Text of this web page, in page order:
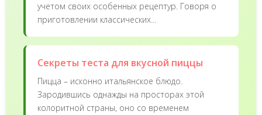
учетом своих особенных рецептур. Говоря о
приготовлении классических...
Секреты теста для вкусной пиццы
Пицца – исконно итальянское блюдо.
Зародившись однажды на просторах этой
колоритной страны, оно со временем